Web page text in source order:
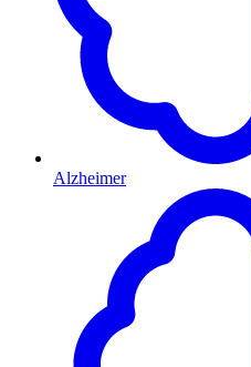
Alzheimer